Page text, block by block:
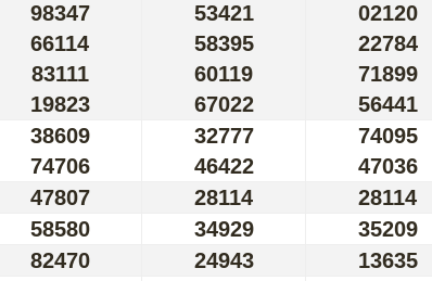
98347
66114
83111
19823
53421
58395
60119
67022
02120
22784
71899
56441
38609
74706
32777
46422
74095
47036
47807 28114 28114
58580 34929 35209
82470 24943 13635